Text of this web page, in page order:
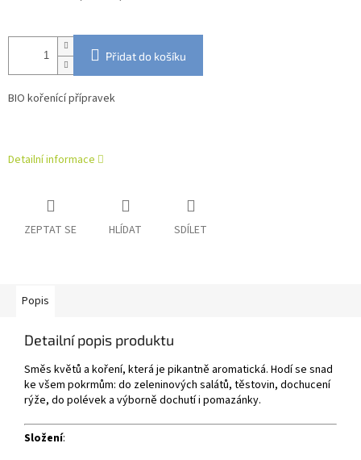
Přidat do košíku
BIO kořenící přípravek
Detailní informace
ZEPTAT SE HLÍDAT SDÍLET
Popis
Detailní popis produktu
Směs květů a koření, která je pikantně aromatická. Hodí se snad
ke všem pokrmům: do zeleninových salátů, těstovin, dochucení
rýže, do polévek a výborně dochutí i pomazánky.
Složení: